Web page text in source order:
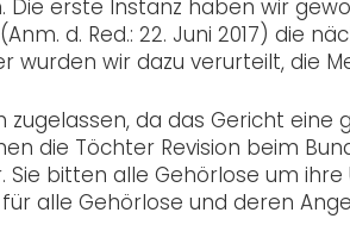
erste Instanz haben wir
d. Red.: 22. Juni 2017) die
wurden wir dazu verurteilt, die
zugelassen, da das Gericht
die Töchter Revision beim
bitten alle Gehörlose um ihre
alle Gehörlose und deren